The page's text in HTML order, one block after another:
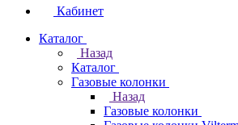
Кабинет
Каталог
Назад
Каталог
Газовые колонки
Назад
Газовые колонки